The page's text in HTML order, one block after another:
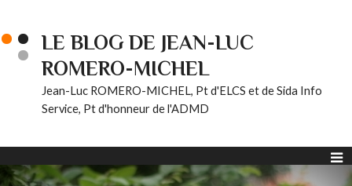
LE BLOG DE JEAN-LUC
ROMERO-MICHEL
Jean-Luc ROMERO-MICHEL, Pt d'ELCS et de Sida Info
Service, Pt d'honneur de l'ADMD